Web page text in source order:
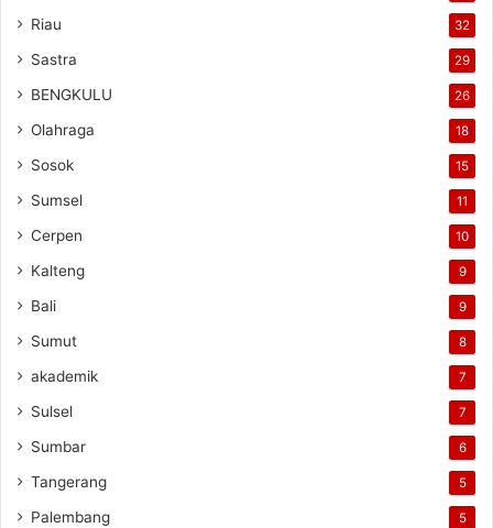
Riau 32
Sastra 29
BENGKULU 26
Olahraga 18
Sosok 15
Sumsel 11
Cerpen 10
Kalteng 9
Bali 9
Sumut 8
akademik 7
Sulsel 7
Sumbar 6
Tangerang 5
Palembang 5